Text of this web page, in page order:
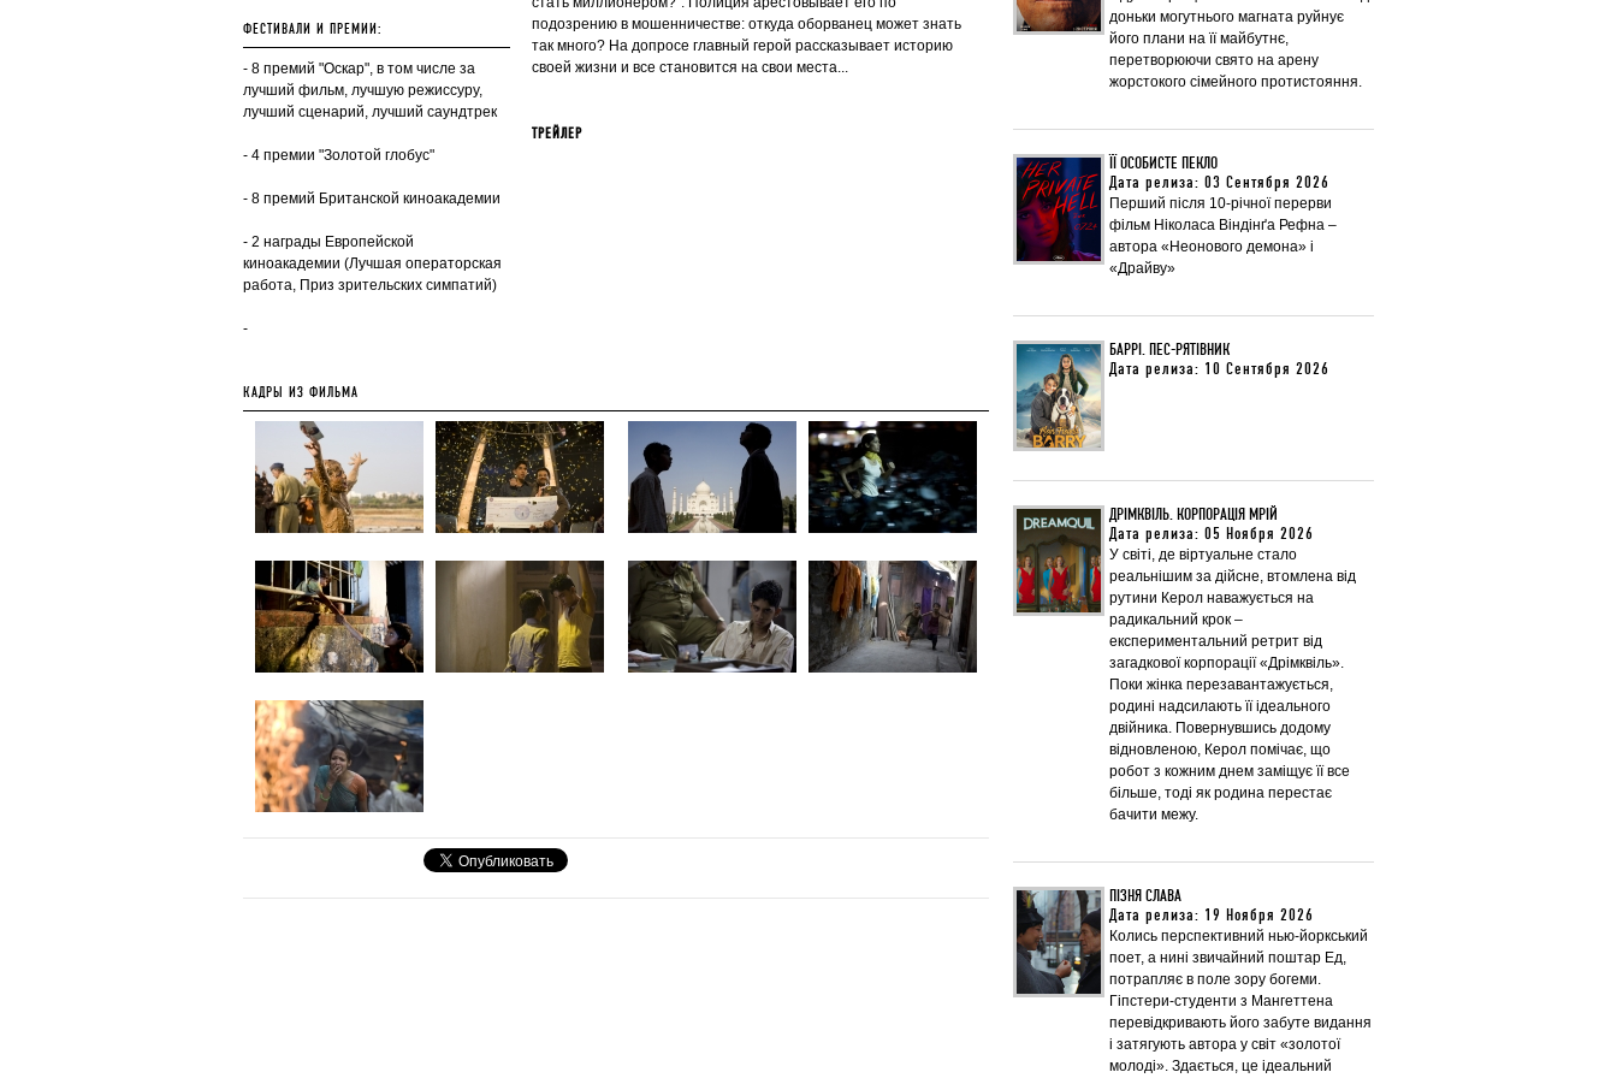
ФЕСТИВАЛИ И ПРЕМИИ:
- 8 премий "Оскар", в том числе за
лучший фильм, лучшую режиссуру,
лучший сценарий, лучший саундтрек
- 4 премии "Золотой глобус"
- 8 премий Британской киноакадемии
- 2 награды Европейской
киноакадемии (Лучшая операторская
работа, Приз зрительских симпатий)
-
подозрению в мошенничестве: откуда оборванец может знать
так много? На допросе главный герой рассказывает историю
своей жизни и все становится на свои места...
ТРЕЙЛЕР
КАДРЫ ИЗ ФИЛЬМА
доньки могутнього магната руйнує
його плани на її майбутнє,
перетворюючи свято на арену
жорстокого сімейного протистояння.
ЇЇ ОСОБИСТЕ ПЕКЛО
Дата релиза: 03 Сентября 2026
Перший після 10-річної перерви
фільм Ніколаса Віндінґа Рефна –
автора «Неонового демона» і
«Драйву»
БАРРІ. ПЕС-РЯТІВНИК
Дата релиза: 10 Сентября 2026
ДРІМКВІЛЬ. КОРПОРАЦІЯ МРІЙ
Дата релиза: 05 Ноября 2026
У світі, де віртуальне стало
реальнішим за дійсне, втомлена від
рутини Керол наважується на
радикальний крок –
експериментальний ретрит від
загадкової корпорації «Дрімквіль».
Поки жінка перезавантажується,
родині надсилають її ідеального
двійника. Повернувшись додому
відновленою, Керол помічає, що
робот з кожним днем заміщує її все
більше, тоді як родина перестає
бачити межу.
ПІЗНЯ СЛАВА
Дата релиза: 19 Ноября 2026
Колись перспективний нью-йоркський
поет, а нині звичайний поштар Ед,
потрапляє в поле зору богеми.
Гіпстери-студенти з Мангеттена
перевідкривають його забуте видання
і затягують автора у світ «золотої
молоді». Здається, це ідеальний